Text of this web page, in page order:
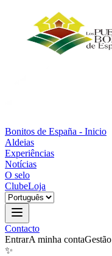
Bonitos de España - Inicio
Aldeias
Experiências
Notícias
O selo
ClubeLoja
Contacto
EntrarA minha contaGestão
✨